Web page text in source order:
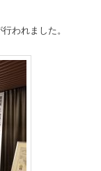
われました。